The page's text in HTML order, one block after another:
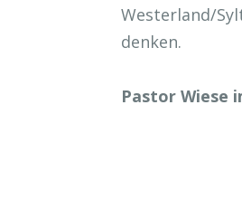
Westerland/
denken.
Pastor Wiese